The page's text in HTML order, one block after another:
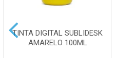
TINTA DIGITAL SUBLIDESK
AMARELO 100ML